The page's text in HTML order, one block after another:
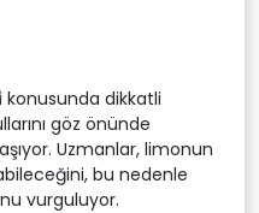
dikkatli
göz önünde
Uzmanlar, limonun
bu nedenle
vurguluyor.